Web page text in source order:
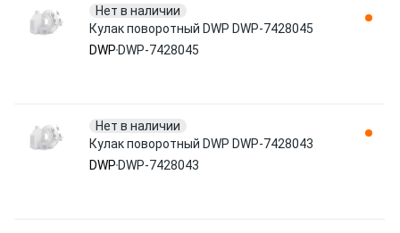
Нет в наличии
Кулак поворотный DWP DWP-7428045
DWP DWP-7428045
Нет в наличии
Кулак поворотный DWP DWP-7428043
DWP DWP-7428043